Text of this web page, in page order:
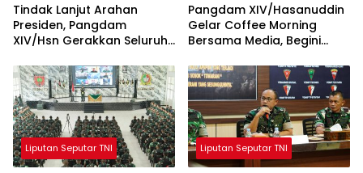
Tindak Lanjut Arahan
Presiden, Pangdam
XIV/Hsn Gerakkan Seluruh
Lingkungan
Pangdam XIV/Hasanuddin
Gelar Coffee Morning
Bersama Media, Begini
Liputan Seputar TNI Liputan Seputar TNI